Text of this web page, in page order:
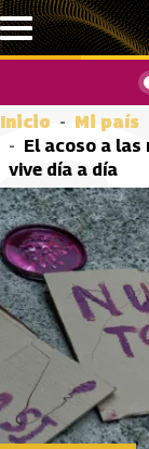
Pasar al contenido
Inicio
Mi país
El acoso a las
vive día a día